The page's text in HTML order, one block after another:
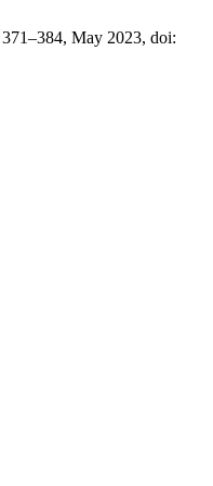
May 2023, doi: